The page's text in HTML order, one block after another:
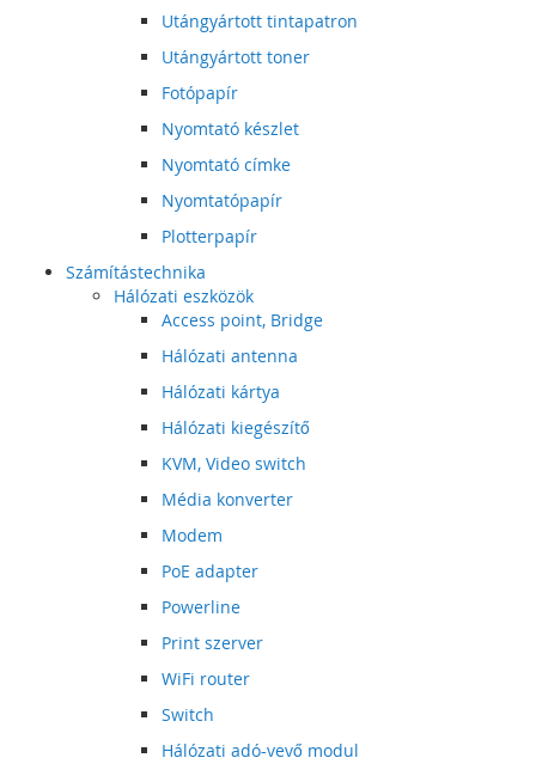
Utángyártott tintapatron
Utángyártott toner
Fotópapír
Nyomtató készlet
Nyomtató címke
Nyomtatópapír
Plotterpapír
Számítástechnika
Hálózati eszközök
Access point, Bridge
Hálózati antenna
Hálózati kártya
Hálózati kiegészítő
KVM, Video switch
Média konverter
Modem
PoE adapter
Powerline
Print szerver
WiFi router
Switch
Hálózati adó-vevő modul